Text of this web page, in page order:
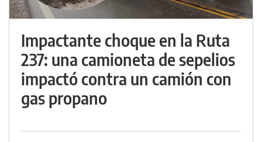
Impactante choque en la Ruta
237: una camioneta de sepelios
impactó contra un camión con
gas propano